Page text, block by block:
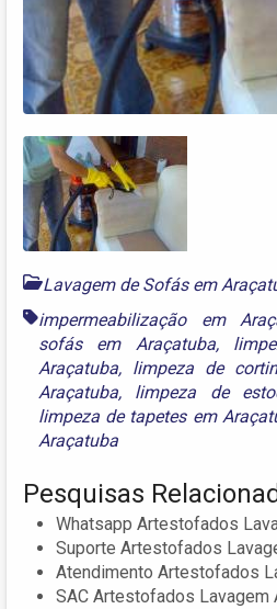
Lavagem de Sofás em
impermeabilização em
sofás em Araçatuba,
Araçatuba, limpeza de
Araçatuba, limpeza de
limpeza de tapetes em
Araçatuba
Pesquisas
Whatsapp Artestofados
Suporte Artestofados
Atendimento Artestofados
SAC Artestofados Lavagem